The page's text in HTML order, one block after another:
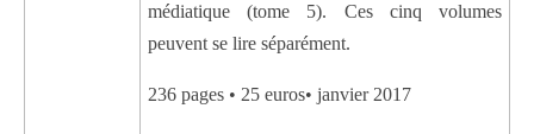
médiatique (tome 5). Ces cinq volumes
peuvent se lire séparément.
236 pages • 25 euros• janvier 2017